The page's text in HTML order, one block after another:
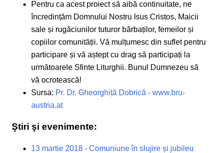
Pentru ca acest proiect să aibă continuitate, ne
încredințăm Domnului Nostru Isus Cristos, Maicii
sale și rugăciunilor tuturor bărbaților, femeilor și
copiilor comunității. Vă mulțumesc din suflet pentru
participare și vă aștept cu drag să participați la
următoarele Sfinte Liturghii. Bunul Dumnezeu să
vă ocrotească!
Sursa: Pr. Dr. Gheorghiță Dobrică - www.bru-
austria.at
Ştiri şi evenimente:
13 martie 2018 - Comuniune în slujire și jubileu